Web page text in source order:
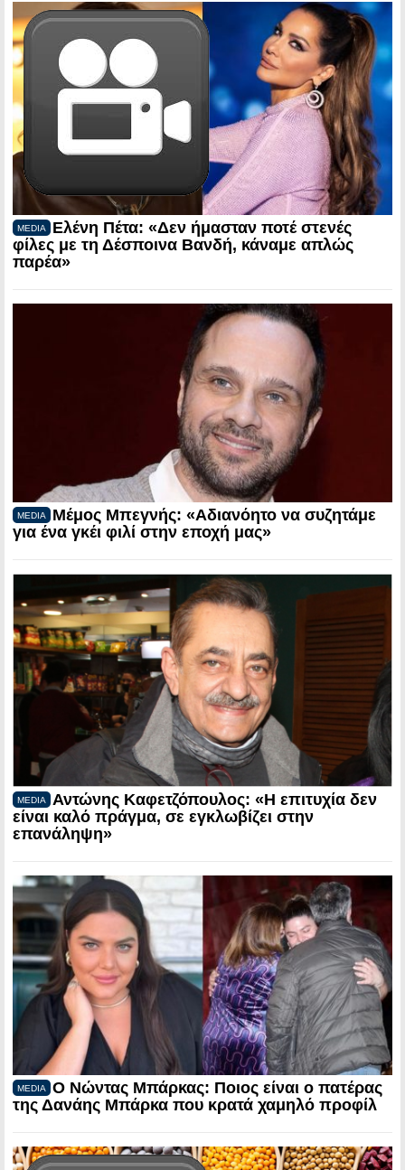
MEDIA
Ελένη Πέτα: «Δεν ήμασταν ποτέ στενές
φίλες με τη Δέσποινα Βανδή, κάναμε απλώς
παρέα»
MEDIA
Μέμος Μπεγνής: «Αδιανόητο να συζητάμε
για ένα γκέι φιλί στην εποχή μας»
MEDIA
Αντώνης Καφετζόπουλος: «Η επιτυχία δεν
είναι καλό πράγμα, σε εγκλωβίζει στην
επανάληψη»
MEDIA
Ο Νώντας Μπάρκας: Ποιος είναι ο πατέρας
της Δανάης Μπάρκα που κρατά χαμηλό προφίλ